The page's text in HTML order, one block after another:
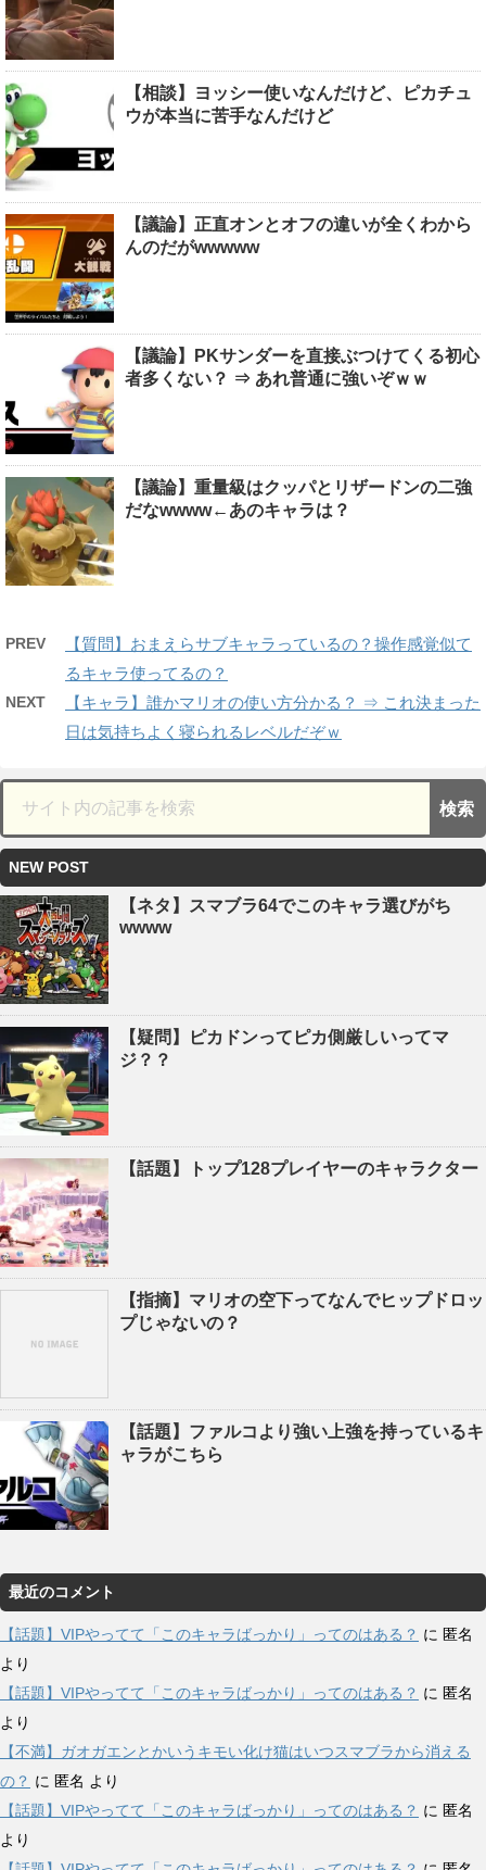
【相談】ヨッシー使いなんだけど、ピカチュ
ウが本当に苦手なんだけど
【議論】正直オンとオフの違いが全くわから
んのだがwwwww
【議論】PKサンダーを直接ぶつけてくる初心
者多くない？ ⇒ あれ普通に強いぞｗｗ
【議論】重量級はクッパとリザードンの二強
だなwwww←あのキャラは？
PREV
【質問】おまえらサブキャラっているの？操作感覚似て
るキャラ使ってるの？
NEXT
【キャラ】誰かマリオの使い方分かる？ ⇒ これ決まった
日は気持ちよく寝られるレベルだぞｗ
NEW POST
【ネタ】スマブラ64でこのキャラ選びがち
wwww
【疑問】ピカドンってピカ側厳しいってマ
ジ？？
【話題】トップ128プレイヤーのキャラクター
【指摘】マリオの空下ってなんでヒップドロッ
プじゃないの？
【話題】ファルコより強い上強を持っているキ
ャラがこちら
最近のコメント
【話題】VIPやってて「このキャラばっかり」ってのはある？ に 匿名
より
【話題】VIPやってて「このキャラばっかり」ってのはある？ に 匿名
より
【不満】ガオガエンとかいうキモい化け猫はいつスマブラから消える
の？ に 匿名 より
【話題】VIPやってて「このキャラばっかり」ってのはある？ に 匿名
より